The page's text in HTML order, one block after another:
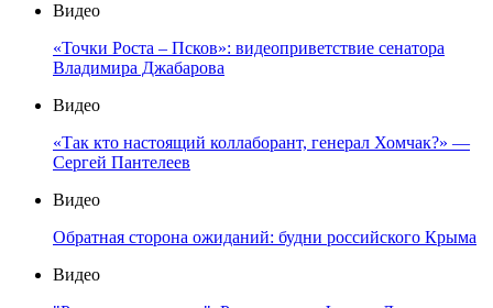
Видео
«Точки Роста – Псков»: видеоприветствие сенатора
Владимира Джабарова
Видео
«Так кто настоящий коллаборант, генерал Хомчак?» —
Сергей Пантелеев
Видео
Обратная сторона ожиданий: будни российского Крыма
Видео